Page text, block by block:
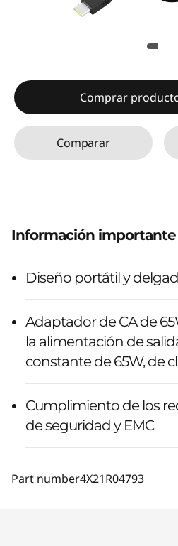
Comprar
Comparar
Información importante
Diseño portátil y
Adaptador de CA de
la alimentación de
constante de 65W, de
Cumplimiento de los
de seguridad y EMC
Part number4X21R04793